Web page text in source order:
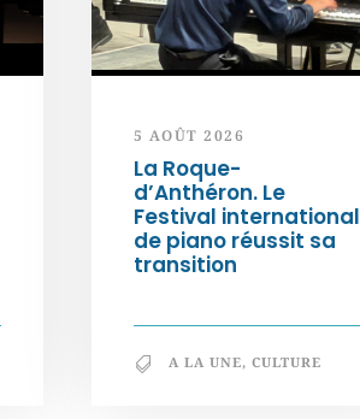
5 AOÛT 2026
La Roque-
d’Anthéron. Le
Festival international
de piano réussit sa
transition
A LA UNE, CULTURE